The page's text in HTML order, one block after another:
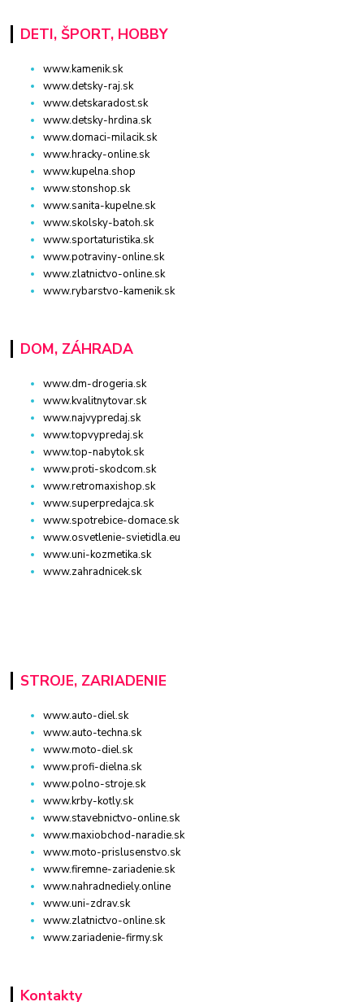
DETI, ŠPORT, HOBBY
www.kamenik.sk
www.detsky-raj.sk
www.detskaradost.sk
www.detsky-hrdina.sk
www.domaci-milacik.sk
www.hracky-online.sk
www.kupelna.shop
www.stonshop.sk
www.sanita-kupelne.sk
www.skolsky-batoh.sk
www.sportaturistika.sk
www.potraviny-online.sk
www.zlatnictvo-online.sk
www.rybarstvo-kamenik.sk
DOM, ZÁHRADA
www.dm-drogeria.sk
www.kvalitnytovar.sk
www.najvypredaj.sk
www.topvypredaj.sk
www.top-nabytok.sk
www.proti-skodcom.sk
www.retromaxishop.sk
www.superpredajca.sk
www.spotrebice-domace.sk
www.osvetlenie-svietidla.eu
www.uni-kozmetika.sk
www.zahradnicek.sk
STROJE, ZARIADENIE
www.auto-diel.sk
www.auto-techna.sk
www.moto-diel.sk
www.profi-dielna.sk
www.polno-stroje.sk
www.krby-kotly.sk
www.stavebnictvo-online.sk
www.maxiobchod-naradie.sk
www.moto-prislusenstvo.sk
www.firemne-zariadenie.sk
www.nahradnediely.online
www.uni-zdrav.sk
www.zlatnictvo-online.sk
www.zariadenie-firmy.sk
Kontakty